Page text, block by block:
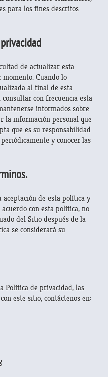
para los fines descritos
de actualizar esta
Cuando lo
al final de esta
consultar con frecuencia esta
informados sobre
la información personal que
que es su responsabilidad
y conocer las
aceptación de esta política y
acuerdo con esta política, no
del Sitio después de la
se considerará su
Política de privacidad, las
este sitio, contáctenos en: